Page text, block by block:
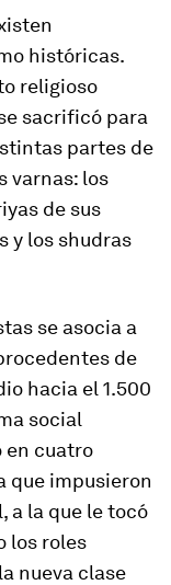
históricas.
religioso
sacrificó para
partes de
varnas: los
de sus
y los shudras
se asocia a
de
hacia el 1.500
social
en cuatro
que impusieron
a la que le tocó
los roles
nueva clase